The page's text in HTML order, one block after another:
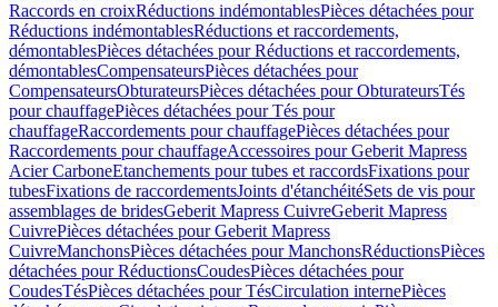
Raccords en croixRéductions indémontablesPièces détachées pour
Réductions indémontablesRéductions et raccordements,
démontablesPièces détachées pour Réductions et raccordements,
démontablesCompensateursPièces détachées pour
CompensateursObturateursPièces détachées pour ObturateursTés
pour chauffagePièces détachées pour Tés pour
chauffageRaccordements pour chauffagePièces détachées pour
Raccordements pour chauffageAccessoires pour Geberit Mapress
Acier CarboneEtanchements pour tubes et raccordsFixations pour
tubesFixations de raccordementsJoints d'étanchéitéSets de vis pour
assemblages de bridesGeberit Mapress CuivreGeberit Mapress
CuivrePièces détachées pour Geberit Mapress
CuivreManchonsPièces détachées pour ManchonsRéductionsPièces
détachées pour RéductionsCoudesPièces détachées pour
CoudesTésPièces détachées pour TésCirculation internePièces